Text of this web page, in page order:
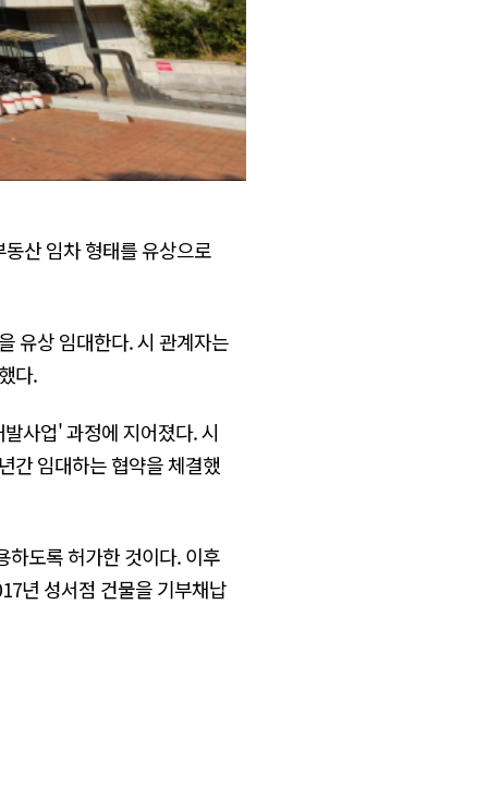
산 임차 형태를 유상으로
유상 임대한다. 시 관계자는
다.
사업' 과정에 지어졌다. 시
간 임대하는 협약을 체결했
하도록 허가한 것이다. 이후
년 성서점 건물을 기부채납